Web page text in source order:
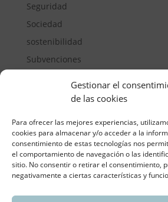
Gestionar el
de las cookies
Para ofrecer las mejores experiencias,
cookies para almacenar y/o acceder a la
consentimiento de estas tecnologías nos
el comportamiento de navegación o las
sitio. No consentir o retirar el consentimiento,
negativamente a ciertas características y
Seguridad
Sociedad
sostenibilidad
Subvenciones